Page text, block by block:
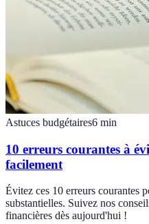
Astuces budgétaires6 min
10 erreurs courantes à
facilement
Évitez ces 10 erreurs courantes
substantielles. Suivez nos
financières dès aujourd'hui !